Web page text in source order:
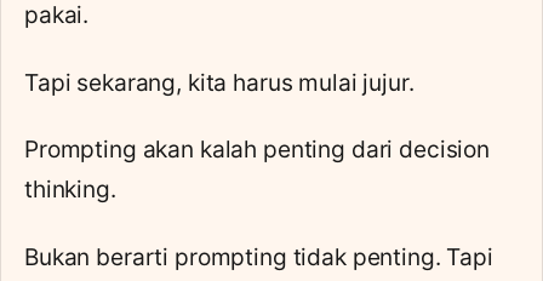
pakai.
Tapi sekarang, kita harus mulai jujur.
Prompting akan kalah penting dari decision
thinking.
Bukan berarti prompting tidak penting. Tapi